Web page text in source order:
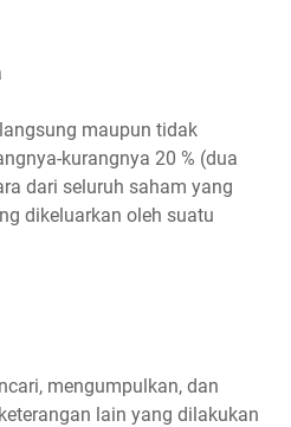
maupun tidak
kurangnya 20 % (dua
dari seluruh saham yang
dikeluarkan oleh suatu
mengumpulkan, dan
lain yang dilakukan